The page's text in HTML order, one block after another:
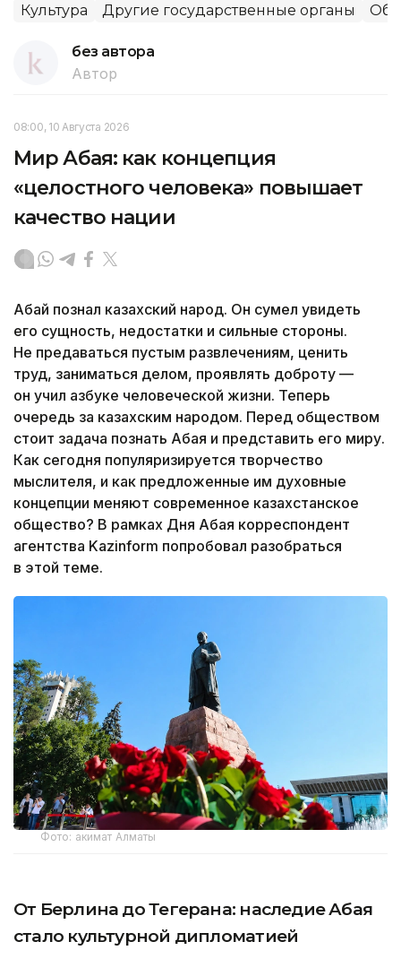
Культура Другие государственные органы
без автора
Автор
08:00, 10 Августа 2026
Мир Абая: как концепция
«целостного человека» повышает
качество нации
Абай познал казахский народ. Он сумел увидеть
его сущность, недостатки и сильные стороны.
Не предаваться пустым развлечениям, ценить
труд, заниматься делом, проявлять доброту —
он учил азбуке человеческой жизни. Теперь
очередь за казахским народом. Перед обществом
стоит задача познать Абая и представить его миру.
Как сегодня популяризируется творчество
мыслителя, и как предложенные им духовные
концепции меняют современное казахстанское
общество? В рамках Дня Абая корреспондент
агентства Kazinform попробовал разобраться
в этой теме.
Фото: акимат Алматы
От Берлина до Тегерана: наследие Абая
стало культурной дипломатией